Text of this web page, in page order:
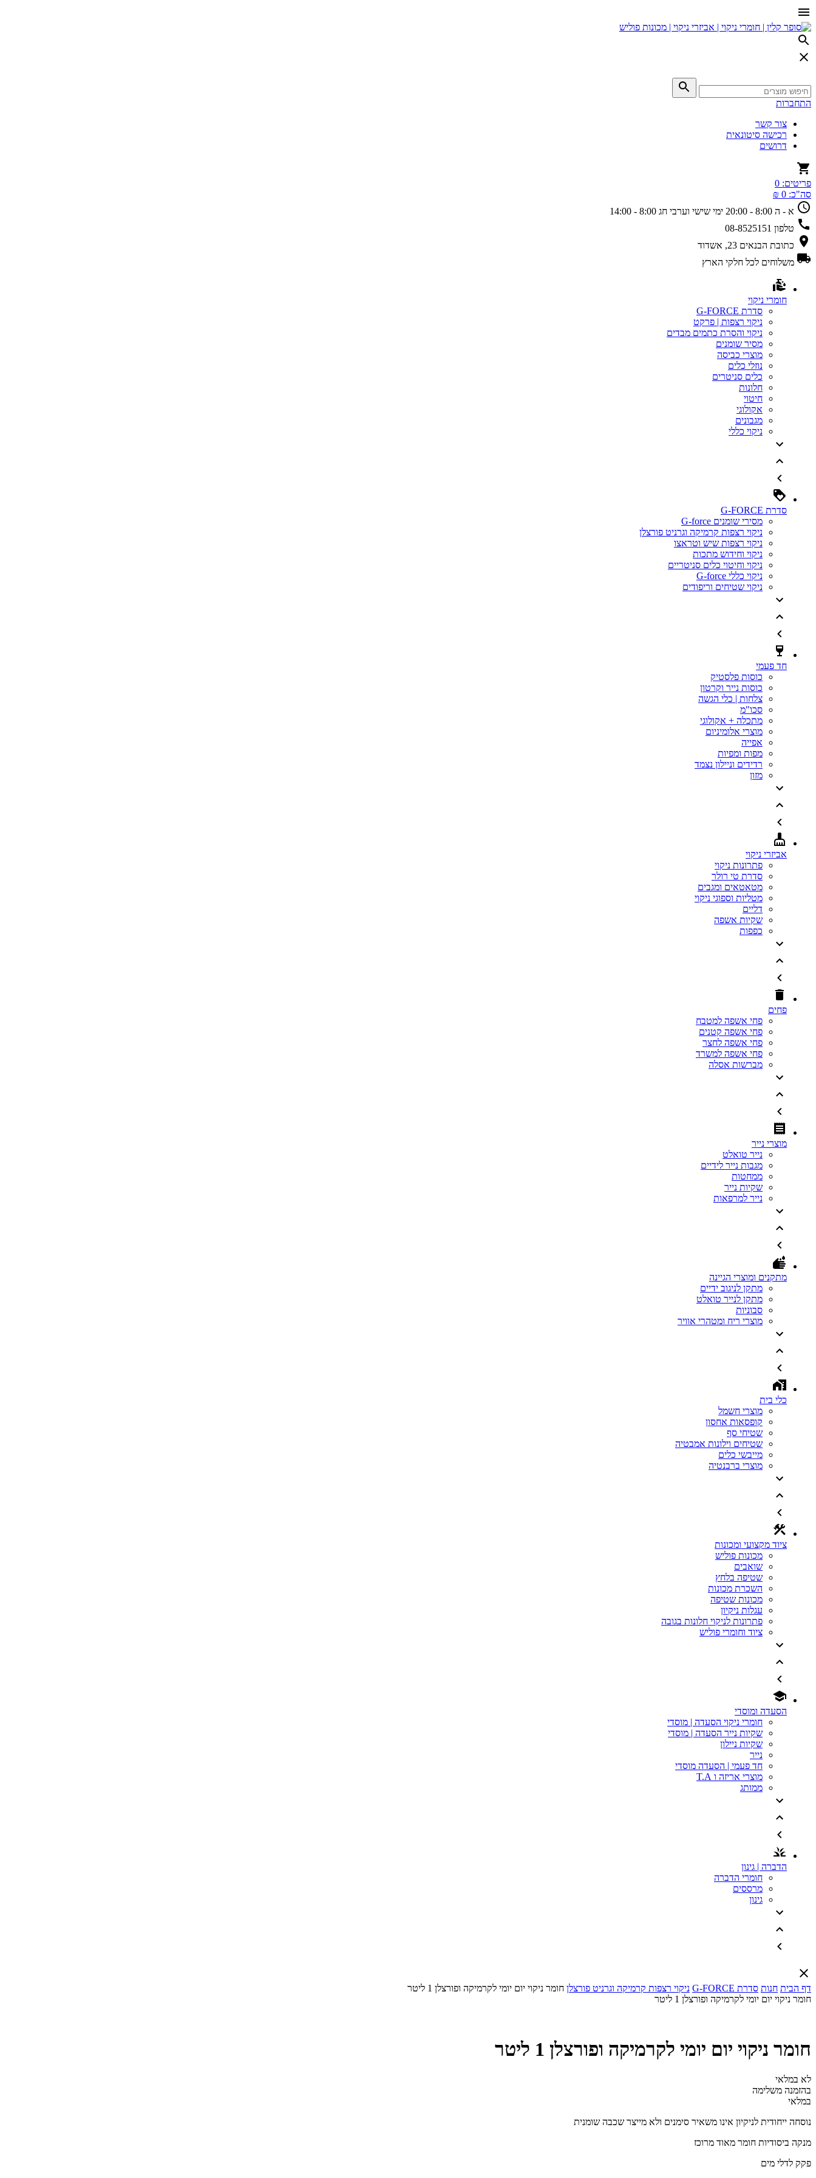
התחברות
צור קשר
רכישה סיטונאית
דרושים
פריטים: 0
סה"כ: 0 ₪
א - ה 8:00 - 20:00
ימי שישי וערבי חג 8:00 - 14:00
טלפון 08-8525151
כתובת הבנאים 23, אשדוד
משלוחים לכל חלקי הארץ
חומרי ניקוי
סדרת G-FORCE
ניקוי רצפות | פרקט
ניקוי והסרת כתמים מבדים
מסיר שומנים
מוצרי כביסה
נוזלי כלים
כלים סניטרים
חלונות
חיטוי
אקולוגי
מגבונים
ניקוי כללי
סדרת G-FORCE
מסירי שומנים G-force
ניקוי רצפות קרמיקה וגרניט פורצלן
ניקוי רצפות שיש וטראצו
ניקוי וחידוש מתכות
ניקוי וחיטוי כלים סניטריים
ניקוי כללי G-force
ניקוי שטיחים וריפודים
חד פעמי
כוסות פלסטיק
כוסות נייר וקרטון
צלחות | כלי הגשה
סכו"מ
מתכלה + אקולוגי
מוצרי אלומיניום
אפייה
מפות ומפיות
רדידים וניילון נצמד
מזון
אביזרי ניקוי
פתרונות ניקוי
סדרת טי רולר
מטאטאים ומגבים
מטליות וספוגי ניקוי
דליים
שקיות אשפה
כפפות
פחים
פחי אשפה למטבח
פחי אשפה קטנים
פחי אשפה לחצר
פחי אשפה למשרד
מברשות אסלה
מוצרי נייר
נייר טואלט
מגבות נייר לידיים
ממחטות
שקיות נייר
נייר למרפאות
מתקנים ומוצרי הגיינה
מתקן לניגוב ידיים
מתקן לנייר טואלט
סבוניות
מוצרי ריח ומטהרי אוויר
כלי בית
מוצרי חשמל
קופסאות אחסון
שטיחי סף
שטיחים וילונות אמבטיה
מייבשי כלים
מוצרי ברבנטיה
ציוד מקצועי ומכונות
מכונות פוליש
שואבים
שטיפה בלחץ
השכרת מכונות
מכונות שטיפה
עגלות ניקיון
פתרונות לניקוי חלונות בגובה
ציוד וחומרי פוליש
הסעדה ומוסדי
חומרי ניקוי הסעדה | מוסדי
שקיות נייר הסעדה | מוסדי
שקיות ניילון
נייר
חד פעמי | הסעדה מוסדי
מוצרי אריזה ו T.A
ממותג
הדברה | גינון
חומרי הדברה
מרססים
גינון
דף הבית חנות סדרת G-FORCE ניקוי רצפות קרמיקה וגרניט פורצלן חומר ניקוי יום יומי לקרמיקה ופורצלן 1 ליטר
חומר ניקוי יום יומי לקרמיקה ופורצלן 1 ליטר
חומר ניקוי יום יומי לקרמיקה ופורצלן 1 ליטר
לא במלאי
בהזמנה משלימה
במלאי
נוסחה ייחודית לניקיון אינו משאיר סימנים ולא מייצר שכבה שומנית
מנקה ביסודיות חומר מאוד מרוכז
פקק לדלי מים